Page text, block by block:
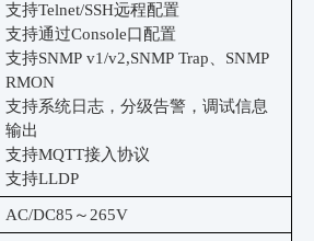
支持Telnet/SSH远程配置
支持通过Console口配置
支持SNMP v1/v2,SNMP Trap、SNMP
RMON
支持系统日志，分级告警，调试信息
输出
支持MQTT接入协议
支持LLDP
AC/DC85～265V